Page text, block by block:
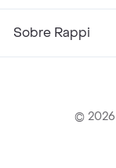
Sobre Rappi
© 2026